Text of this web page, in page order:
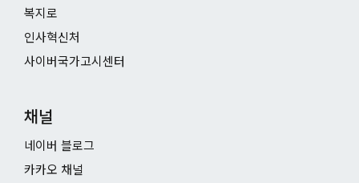
복지로
인사혁신처
사이버국가고시센터
채널
네이버 블로그
카카오 채널